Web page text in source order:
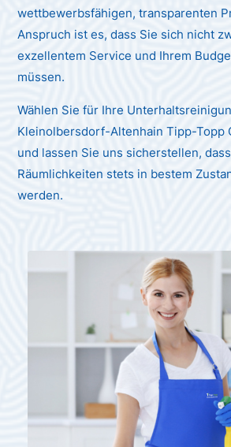
wettbewerbsfähigen, transparenten
Anspruch ist es, dass Sie sich nicht
exzellentem Service und Ihrem
müssen.
Wählen Sie für Ihre
Kleinolbersdorf-Altenhain Tipp-Topp
und lassen Sie uns sicherstellen,
Räumlichkeiten stets in bestem
werden.